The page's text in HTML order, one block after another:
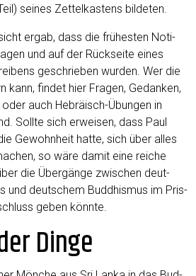
sei­nes Zet­tel­kas­tens bildeten.
ergab, dass die frü­hes­ten Noti­
und auf der Rück­sei­te eines
geschrie­ben wur­den. Wer die
kann, fin­det hier Fra­gen, Gedan­ken,
auch Hebrä­isch-Übun­gen in
Soll­te sich erwei­sen, dass Paul
Gewohn­heit hat­te, sich über alles
so wäre damit eine rei­che
die Über­gän­ge zwi­schen deut­
und deut­schem Bud­dhis­mus im Pris­
geben könnte.
Dinge